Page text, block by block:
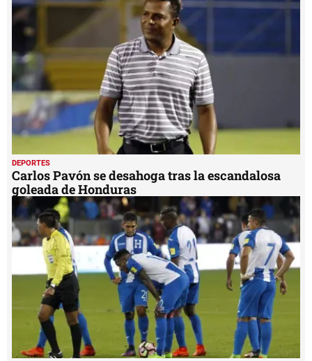
DEPORTES
Carlos Pavón se desahoga tras la escandalosa
goleada de Honduras